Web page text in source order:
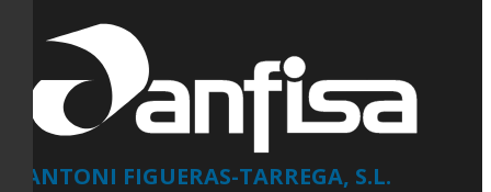
ANTONI FIGUERAS-TARREGA, S.L.